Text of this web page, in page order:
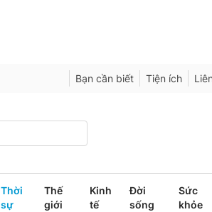
Bạn cần biết Tiện ích
Thời
sự
Thế
giới
Kinh
tế
Đời
sống
Sức
khỏe